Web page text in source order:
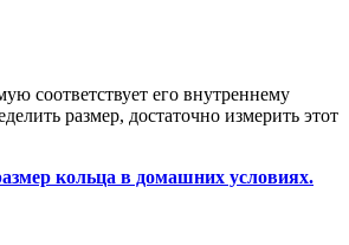
соответствует его внутреннему
размер, достаточно измерить этот
кольца в домашних условиях.